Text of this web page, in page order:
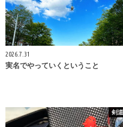
2026.7.31
実名でやっていくということ
剣道